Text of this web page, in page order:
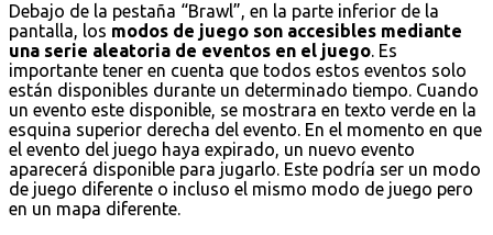
Debajo de la pestaña “Brawl”, en la parte inferior de la
pantalla, los modos de juego son accesibles mediante
una serie aleatoria de eventos en el juego. Es
importante tener en cuenta que todos estos eventos solo
están disponibles durante un determinado tiempo. Cuando
un evento este disponible, se mostrara en texto verde en la
esquina superior derecha del evento. En el momento en que
el evento del juego haya expirado, un nuevo evento
aparecerá disponible para jugarlo. Este podría ser un modo
de juego diferente o incluso el mismo modo de juego pero
en un mapa diferente.